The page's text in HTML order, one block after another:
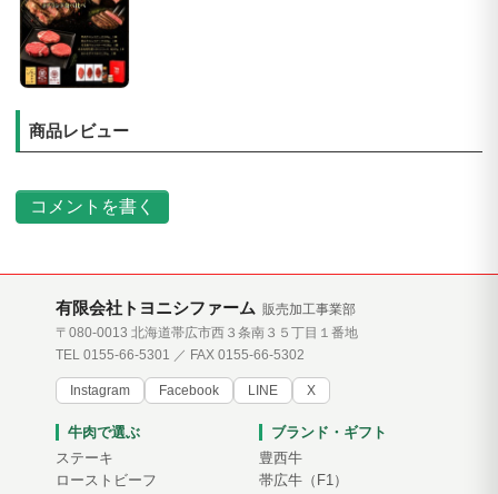
商品レビュー
コメントを書く
有限会社トヨニシファーム 販売加工事業部
〒080-0013 北海道帯広市西３条南３５丁目１番地
TEL 0155-66-5301 ／ FAX 0155-66-5302
Instagram Facebook LINE X
牛肉で選ぶ
ステーキ
ローストビーフ
ブランド・ギフト
豊西牛
帯広牛（F1）